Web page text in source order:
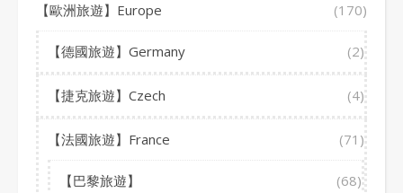
【歐洲旅遊】Europe (170)
【德國旅遊】Germany (2)
【捷克旅遊】Czech (4)
【法國旅遊】France (71)
【巴黎旅遊】 (68)